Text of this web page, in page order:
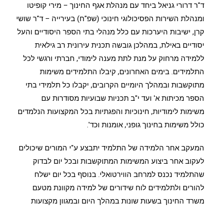
ד"ר דרורי גניאל ביחד עם מנהלת אגף החינוך – מירי קופיטו
ומנהלת השירות הפסיכולוגי חינוכי (שפ"ח) בעירייה – ד"ר שושי
קרן, ישיבות היערכות עם כלל מנהלי בתי הספר היסודיים והעל
יסודיים באילת, במהלכן גובשה תכנית עירונית רב גילאית
ללמידה מרחוק על מנת לתת מענה לימודי, חברתי ורגשי לכל
התלמידים. בימים האחרונים, קיבלו התלמידים משימות
מתוקשבות ובמהלך היומיים הקרובים, יקבלו כל תלמידי בתי
הספר מכיתות א' ועד י"ב תכניות שבועיות מסודרות עם
משימות לימודיות, חינוכיות והפגתיות בכל המקצועות הנלמדים
כולל משימות בחינוך גופני, אומנות וכד'.
המעקב אחר הלמידה של התלמיד יתבצע ע"י המורים שיכולים
לעקוב אחר ביצוע המשימות המתוקשבות ובכל יום לבדוק
שהתלמיד נכנס למרחב הווירטואלי. בנוסף בכל יום ישלח
להורים ולתלמידים לוח שידורים של למידה מקוונת מטעם
משרד החינוך בשעות שונות במהלך היום ובמגוון מקצועות